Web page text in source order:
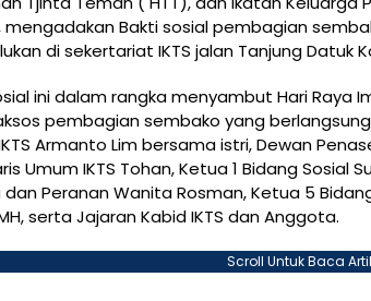
mengadakan Bakti sosial pembagian
di sekertariat IKTS jalan Tanjung Datuk
ini dalam rangka menyambut Hari Raya
pembagian sembako yang
Armanto Lim bersama istri, Dewan
Umum IKTS Tohan, Ketua 1 Bidang Sosial
dan Peranan Wanita Rosman, Ketua 5
serta Jajaran Kabid IKTS dan Anggota.
Scroll Untuk Baca